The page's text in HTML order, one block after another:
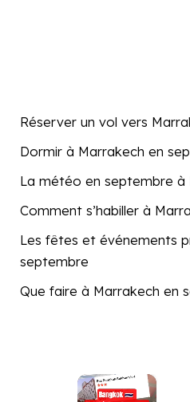
Réserver un vol vers
Dormir à Marrakech en
La météo en septembre à
Comment s’habiller à
Les fêtes et événements
septembre
Que faire à Marrakech en
×